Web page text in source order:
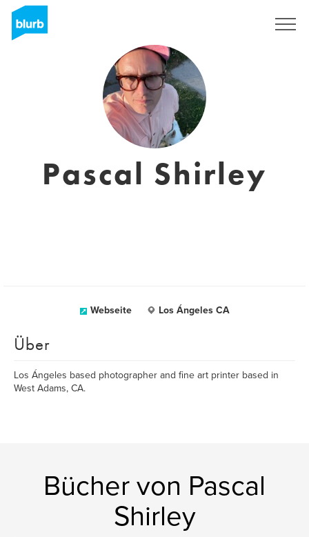
Pascal Shirley
Webseite Los Ángeles CA
Über
Los Ángeles based photographer and fine art printer based in
West Adams, CA.
Bücher von Pascal
Shirley